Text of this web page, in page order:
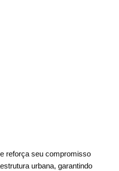
reforça seu compromisso
urbana, garantindo